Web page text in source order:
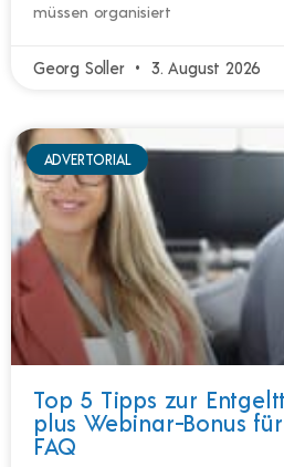
müssen organisiert
Georg Soller 3. August 2026
ADVERTORIAL
Top 5 Tipps zur
plus Webinar-Bonus
FAQ